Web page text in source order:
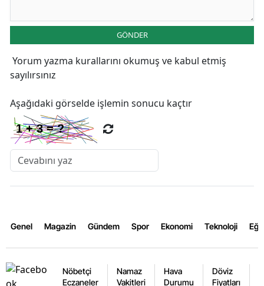
GÖNDER
Yorum yazma kurallarını okumuş ve kabul etmiş
sayılırsınız
Aşağıdaki görselde işlemin sonucu kaçtır
Genel Magazin Gündem Spor Ekonomi Teknoloji
Nöbetçi
Eczaneler
Namaz
Vakitleri
Hava
Durumu
Döviz
Fiyatları